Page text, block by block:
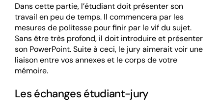
Dans cette partie, l’étudiant doit présenter son
travail en peu de temps. Il commencera par les
mesures de politesse pour finir par le vif du sujet.
Sans être très profond, il doit introduire et présenter
son PowerPoint. Suite à ceci, le jury aimerait voir une
liaison entre vos annexes et le corps de votre
mémoire.
Les échanges étudiant-jury